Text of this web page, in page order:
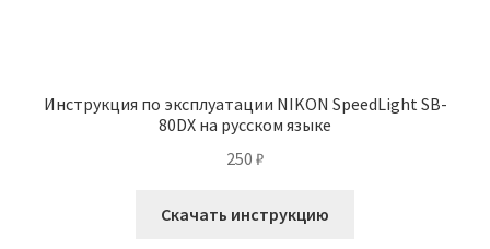
Инструкция по эксплуатации NIKON SpeedLight SB-
80DX на русском языке
250 ₽
Скачать инструкцию